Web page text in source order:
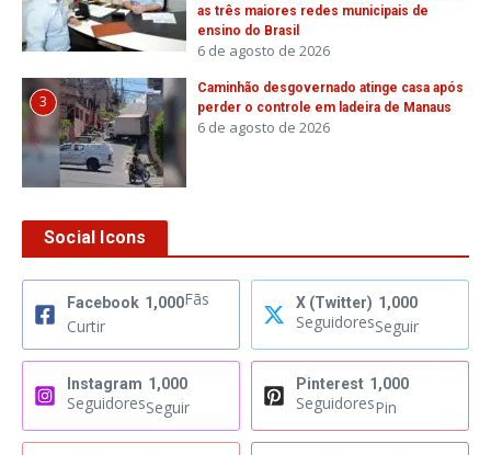
as três maiores redes municipais de
ensino do Brasil
6 de agosto de 2026
3
Caminhão desgovernado atinge casa após
perder o controle em ladeira de Manaus
6 de agosto de 2026
Social Icons
Facebook 1,000Fãs
Curtir
X (Twitter) 1,000
SeguidoresSeguir
Instagram 1,000
SeguidoresSeguir
Pinterest 1,000
SeguidoresPin